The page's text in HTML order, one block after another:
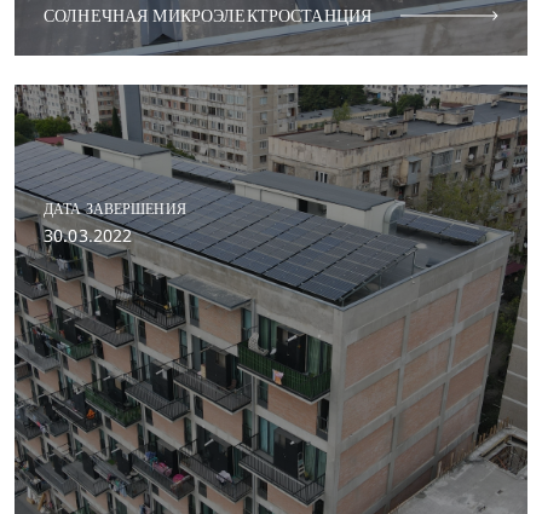
СОЛНЕЧНАЯ МИКРОЭЛЕКТРОСТАНЦИЯ
ДАТА ЗАВЕРШЕНИЯ
30.03.2022